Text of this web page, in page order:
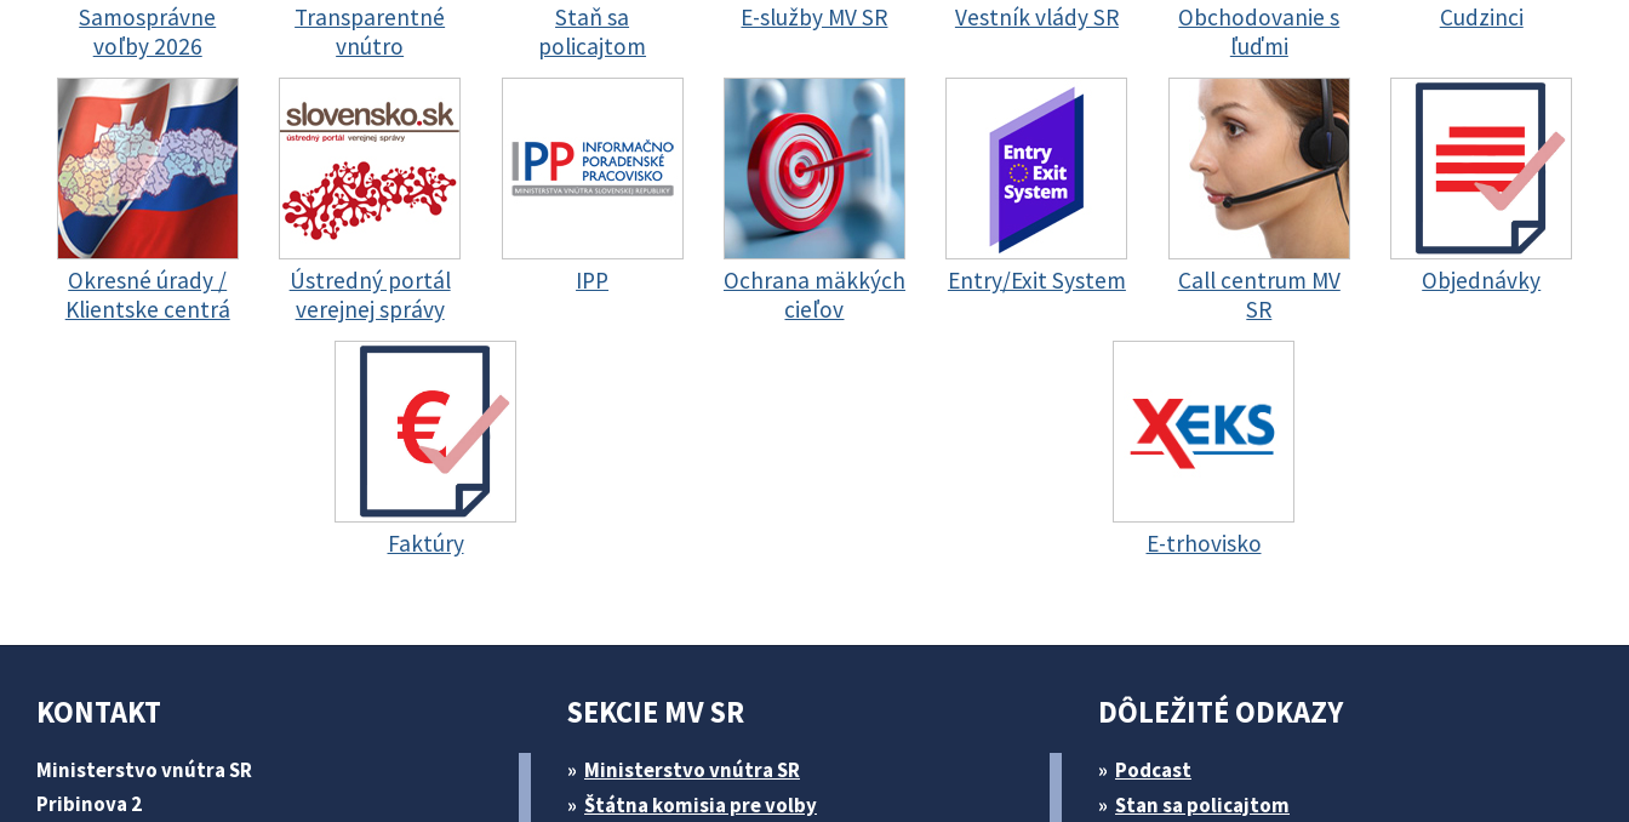
Samosprávne
voľby 2026
Transparentné
vnútro
Staň sa
policajtom
E-služby MV SR Vestník vlády SR
Obchodovanie s
ľuďmi
Cudzinci
Okresné úrady /
Klientske centrá
Ústredný portál
verejnej správy
IPP
Ochrana mäkkých
cieľov
Entry/Exit System
Call centrum MV
SR
Objednávky
Faktúry E-trhovisko
KONTAKT
Ministerstvo vnútra SR
Pribinova 2
SEKCIE MV SR
Ministerstvo vnútra SR
Štátna komisia pre volby
DÔLEŽITÉ ODKAZY
Podcast
Stan sa policajtom